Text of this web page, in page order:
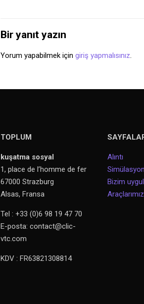
Bir yanıt yazın
Yorum yapabilmek içingiriş yapmalısınız.
TOPLUM
kuşatma sosyal
1, place de l’homme de fer
67000 Strazburg
Alsas, Fransa
Tel : +33 (0)6 98 19 47 70
E-posta: contact@clic-
vtc.com
KDV : FR63821308814
Alıntı
Bizim
Araçlarımız